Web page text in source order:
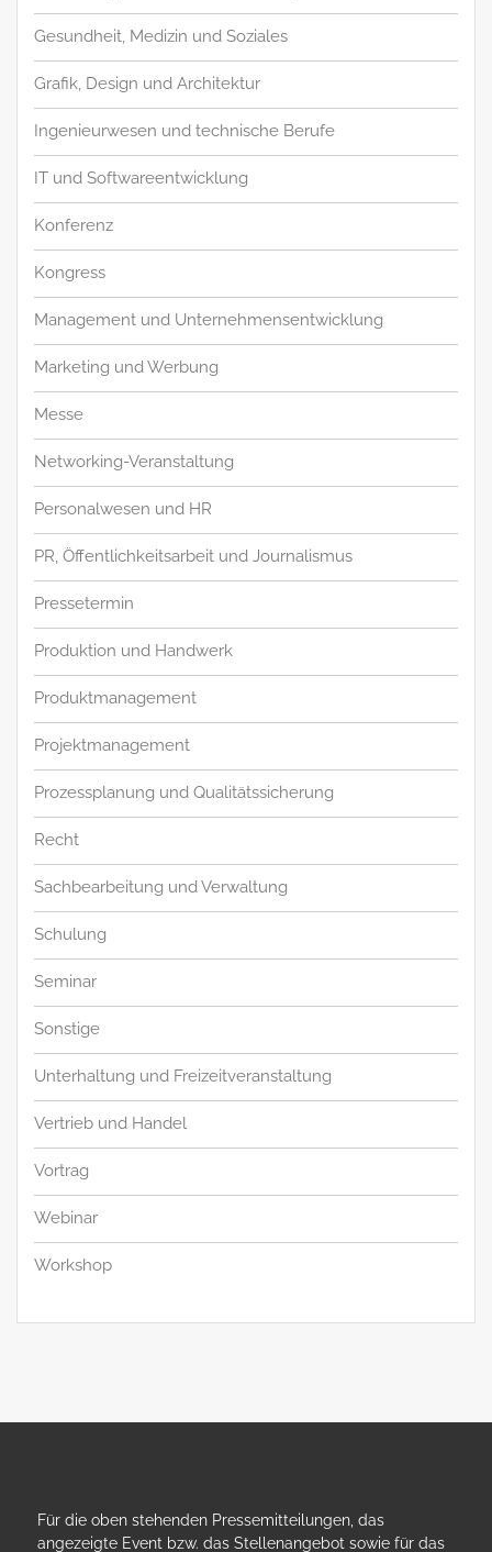
Gesundheit, Medizin und Soziales
Grafik, Design und Architektur
Ingenieurwesen und technische Berufe
IT und Softwareentwicklung
Konferenz
Kongress
Management und Unternehmensentwicklung
Marketing und Werbung
Messe
Networking-Veranstaltung
Personalwesen und HR
PR, Öffentlichkeitsarbeit und Journalismus
Pressetermin
Produktion und Handwerk
Produktmanagement
Projektmanagement
Prozessplanung und Qualitätssicherung
Recht
Sachbearbeitung und Verwaltung
Schulung
Seminar
Sonstige
Unterhaltung und Freizeitveranstaltung
Vertrieb und Handel
Vortrag
Webinar
Workshop
Für die oben stehenden Pressemitteilungen, das
angezeigte Event bzw. das Stellenangebot sowie für das